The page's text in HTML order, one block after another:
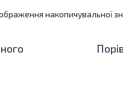
накопичувальної